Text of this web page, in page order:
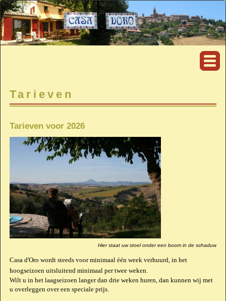
Tarieven
Tarieven voor 2026
Hier staat uw stoel onder een boom in de schaduw
Casa d'Oro wordt steeds voor minimaal één week verhuurd, in het
hoogseizoen uitsluitend minimaal per twee weken.
Wilt u in het laagseizoen langer dan drie weken huren, dan kunnen wij met
u overleggen over een speciale prijs.